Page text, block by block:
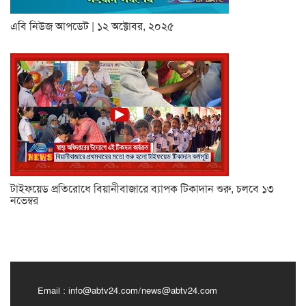
এবি নিউজ আপডেট | ১২ অক্টোবর, ২০২৫
টাইফয়েড প্রতিরোধে বিয়ানীবাজারে ব্যাপক টিকাদান শুরু, চলবে ১৩
নভেম্বর
Email : info@abtv24.com/news@abtv24.com